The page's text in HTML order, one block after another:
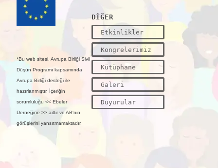
*Bu web sitesi, Avrupa Birliği Sivil
Düşün Programı kapsamında
Avrupa Birliği desteği ile
hazırlanmıştır. İçeriğin
sorumluluğu << Ebeler
Derneğine >> aittir ve AB'nin
görüşlerini yansıtmamaktadır.
DİĞER
Etkinlikler
Kongrelerimiz
Kütüphane
Galeri
Duyurular